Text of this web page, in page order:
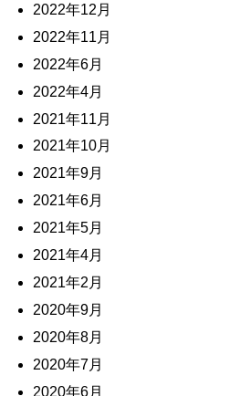
2022年12月
2022年11月
2022年6月
2022年4月
2021年11月
2021年10月
2021年9月
2021年6月
2021年5月
2021年4月
2021年2月
2020年9月
2020年8月
2020年7月
2020年6月